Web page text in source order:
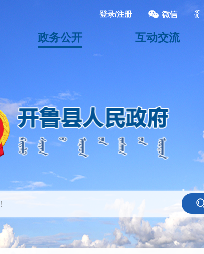
登录/注册
政务公开 互动交流
<